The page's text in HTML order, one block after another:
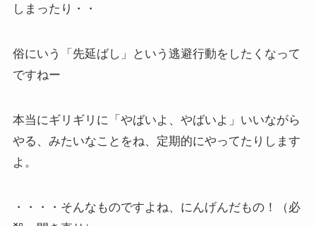
しまったり・・
俗にいう「先延ばし」という逃避行動をしたくなって
ですねー
本当にギリギリに「やばいよ、やばいよ」いいながら
やる、みたいなことをね、定期的にやってたりします
よ。
・・・・そんなものですよね、にんげんだもの！（必